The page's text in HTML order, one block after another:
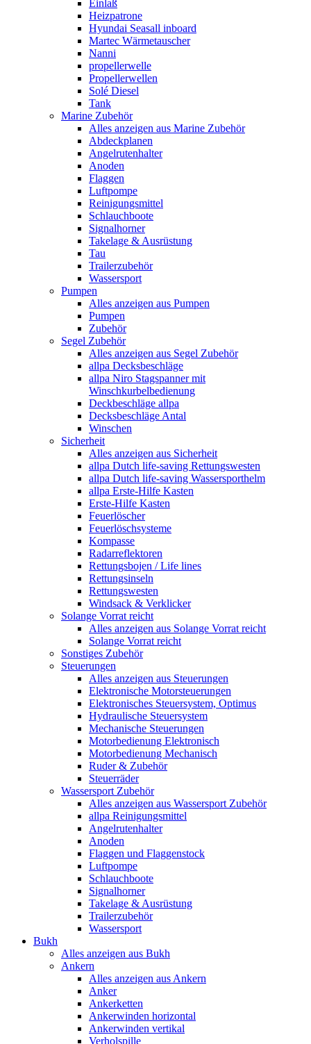
Einlaß
Heizpatrone
Hyundai Seasall inboard
Martec Wärmetauscher
Nanni
propellerwelle
Propellerwellen
Solé Diesel
Tank
Marine Zubehör
Alles anzeigen aus Marine Zubehör
Abdeckplanen
Angelrutenhalter
Anoden
Flaggen
Luftpompe
Reinigungsmittel
Schlauchboote
Signalhorner
Takelage & Ausrüstung
Tau
Trailerzubehör
Wassersport
Pumpen
Alles anzeigen aus Pumpen
Pumpen
Zubehör
Segel Zubehör
Alles anzeigen aus Segel Zubehör
allpa Decksbeschläge
allpa Niro Stagspanner mit
Winschkurbelbedienung
Deckbeschläge allpa
Decksbeschläge Antal
Winschen
Sicherheit
Alles anzeigen aus Sicherheit
allpa Dutch life-saving Rettungswesten
allpa Dutch life-saving Wassersporthelm
allpa Erste-Hilfe Kasten
Erste-Hilfe Kasten
Feuerlöscher
Feuerlöschsysteme
Kompasse
Radarreflektoren
Rettungsbojen / Life lines
Rettungsinseln
Rettungswesten
Windsack & Verklicker
Solange Vorrat reicht
Alles anzeigen aus Solange Vorrat reicht
Solange Vorrat reicht
Sonstiges Zubehör
Steuerungen
Alles anzeigen aus Steuerungen
Elektronische Motorsteuerungen
Elektronisches Steuersystem, Optimus
Hydraulische Steuersystem
Mechanische Steuerungen
Motorbedienung Elektronisch
Motorbedienung Mechanisch
Ruder & Zubehör
Steuerräder
Wassersport Zubehör
Alles anzeigen aus Wassersport Zubehör
allpa Reinigungsmittel
Angelrutenhalter
Anoden
Flaggen und Flaggenstock
Luftpompe
Schlauchboote
Signalhorner
Takelage & Ausrüstung
Trailerzubehör
Wassersport
Bukh
Alles anzeigen aus Bukh
Ankern
Alles anzeigen aus Ankern
Anker
Ankerketten
Ankerwinden horizontal
Ankerwinden vertikal
Verholspille